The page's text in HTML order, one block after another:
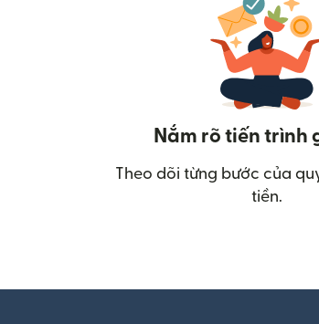
Nắm rõ tiến trình
Theo dõi từng bước của
tiền.